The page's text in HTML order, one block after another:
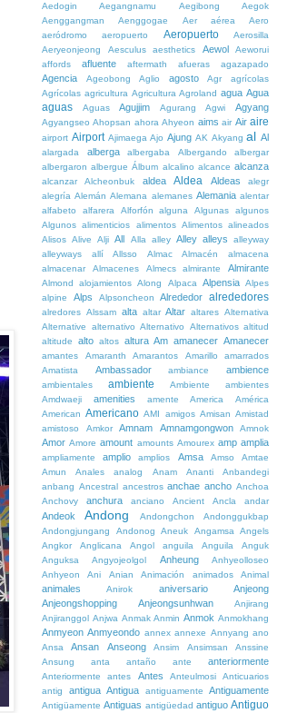
Aedogin
Aegangnamu Aegibong
Aegok
Aenggangman
Aenggogae Aer aérea
Aero
aeródromo
aeropuerto Aeropuerto
Aerosilla
Aeryeonjeong
Aesculus aesthetics Aewol
Aeworui
affords
afluente aftermath afueras agazapado
Agencia Ageobong Aglio agosto Agr
agrícolas
Agrícolas agricultura Agricultura Agroland agua Agua
aguas Aguas Agujjim Agurang Agwi Agyang
Agyangseo Ahopsan ahora Ahyeon aims air Air aire
airport Airport Ajimaega Ajo Ajung AK Akyang al Al
alargada alberga albergaba Albergando
albergar
albergaron albergue Álbum alcalino alcance alcanza
alcanzar Alcheonbuk aldea Aldea Aldeas
alegr
alegría Alemán Alemana alemanes Alemania alentar
alfabeto
alfarera Alforfón alguna Algunas
algunos
Algunos alimenticios alimentos Alimentos alineados
Alisos Alive Alji All Alla alley Alley alleys
alleyway
alleyways
allí Allsso Almac Almacén
almacena
almacenar
Almacenes Almecs almirante Almirante
Almond alojamientos Along Alpaca Alpensia Alpes
alpine
Alps Alpsoncheon Alrededor alrededores
alredores Alssam alta altar Altar altares Alternativa
Alternative
alternativo Alternativo Alternativos altitud
altitude
alto altos altura Am amanecer Amanecer
amantes Amaranth Amarantos Amarillo
amarrados
Amatista
Ambassador ambiance ambience
ambientales ambiente Ambiente
ambientes
Amdwaeji
amenities amente America
América
American Americano AMI amigos Amisan Amistad
amistoso
Amkor Amnam Amnamgongwon Amnok
Amor Amore amount amounts Amourex amp amplia
ampliamente amplio amplios Amsa Amso
Amtae
Amun
Anales analog Anam Ananti
Anbandegi
anbang Ancestral ancestros anchae ancho Anchoa
Anchovy
anchura anciano Ancient Ancla andar
Andeok Andong Andongchon
Andonggukbap
Andongjungang
Andonog Aneuk Angamsa
Angels
Angkor
Anglicana Angol anguila Anguila
Anguk
Anguksa
Angyojeolgol Anheung
Anhyeolloseo
Anhyeon
Ani Anian Animación animados Animal
animales Anirok aniversario
Anjeong
Anjeongshopping
Anjeongsunhwan
Anjirang
Anjiranggol Anjwa Anmak Anmin Anmok Anmokhang
Anmyeon Anmyeondo annex annexe Annyang ano
Ansa
Ansan Anseong Ansim Ansimsan
Anssine
Ansung
anta antaño ante anteriormente
Anteriormente antes Antes Anteulmosi
Anticuarios
antig
antigua Antigua antiguamente Antiguamente
Antigüamente Antiguas antigüedad antiguo Antiguo